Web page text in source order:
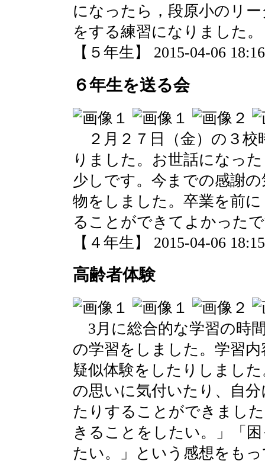
になったら，段原小のリ
をする練習になりました。
【５年生】 2015-04-06
６年生を送る会
２月２７日（金）の３校
りました。お世話になっ
少しです。今までの感謝
物をしました。卒業を前
ることができてよかった
【４年生】 2015-04-06
高齢者体験
3月に総合的な学習の時
の学習をしました。学習
疑似体験をしたりしまし
の思いに気付いたり、自
たりすることができまし
きることをしたい。」「
たい。」という感想をも